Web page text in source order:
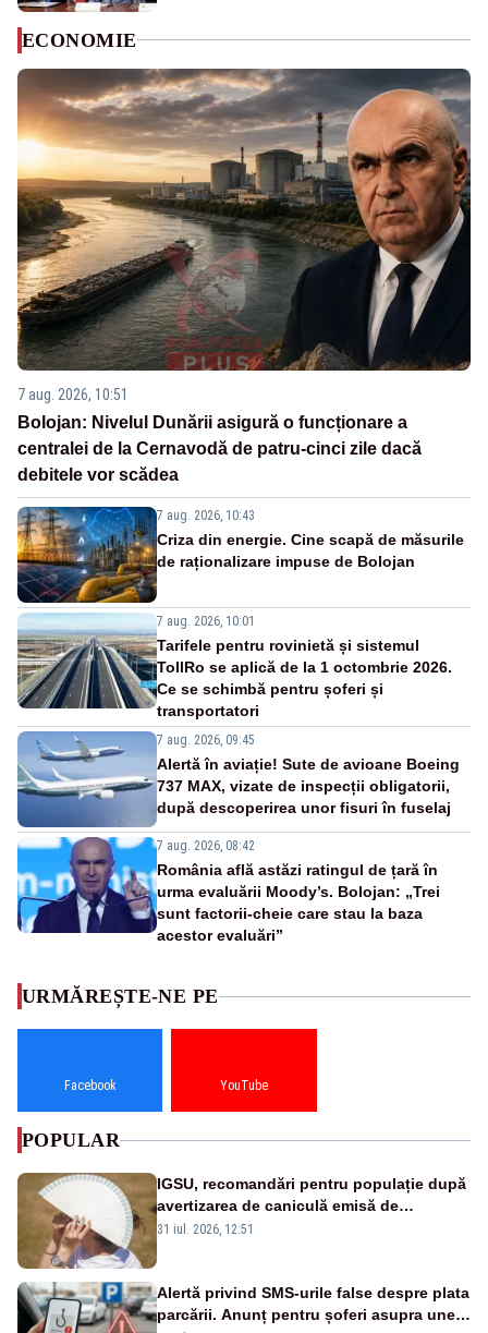
ECONOMIE
7 aug. 2026, 10:51
Bolojan: Nivelul Dunării asigură o funcționare a
centralei de la Cernavodă de patru-cinci zile dacă
debitele vor scădea
7 aug. 2026, 10:43
Criza din energie. Cine scapă de măsurile
de raționalizare impuse de Bolojan
7 aug. 2026, 10:01
Tarifele pentru rovinietă și sistemul
TollRo se aplică de la 1 octombrie 2026.
Ce se schimbă pentru șoferi și
transportatori
7 aug. 2026, 09:45
Alertă în aviație! Sute de avioane Boeing
737 MAX, vizate de inspecții obligatorii,
după descoperirea unor fisuri în fuselaj
7 aug. 2026, 08:42
România află astăzi ratingul de țară în
urma evaluării Moody’s. Bolojan: „Trei
sunt factorii-cheie care stau la baza
acestor evaluări”
URMĂREȘTE-NE PE
Facebook YouTube
POPULAR
IGSU, recomandări pentru populație după
avertizarea de caniculă emisă de
meteorologi
31 iul. 2026, 12:51
Alertă privind SMS-urile false despre plata
parcării. Anunț pentru șoferi asupra unei